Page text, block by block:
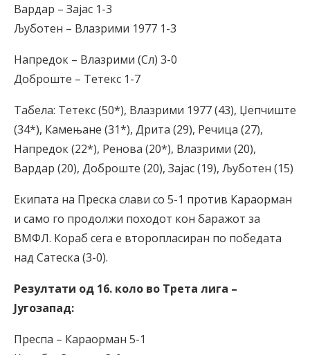
Вардар – Зајас 1-3
Љуботен – Влазрими 1977 1-3
Напредок – Влазрими (Сл) 3-0
Доброште – Тетекс 1-7
Табела: Тетекс (50*), Влазрими 1977 (43), Џепчиште
(34*), Камењане (31*), Дрита (29), Речица (27),
Напредок (22*), Ренова (20*), Влазрими (20),
Вардар (20), Доброште (20), Зајас (19), Љуботен (15)
Екипата на Преска слави со 5-1 против Караорман
и само го продолжи походот кон баражот за
ВМФЛ. Кораб сега е второпласиран по победата
над Сатеска (3-0).
Резултати од 16. коло во Трета лига –
Југозапад:
Преспа – Караорман 5-1